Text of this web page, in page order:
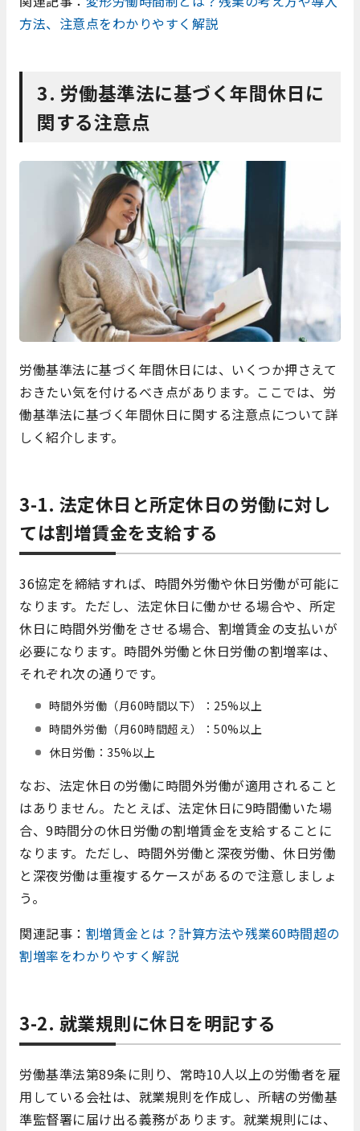
方法、注意点をわかりやすく解説
3. 労働基準法に基づく年間休日に
関する注意点
労働基準法に基づく年間休日には、いくつか押さえて
おきたい気を付けるべき点があります。ここでは、労
働基準法に基づく年間休日に関する注意点について詳
しく紹介します。
3-1. 法定休日と所定休日の労働に対し
ては割増賃金を支給する
36協定を締結すれば、時間外労働や休日労働が可能に
なります。ただし、法定休日に働かせる場合や、所定
休日に時間外労働をさせる場合、割増賃金の支払いが
必要になります。時間外労働と休日労働の割増率は、
それぞれ次の通りです。
時間外労働（月60時間以下）：25%以上
時間外労働（月60時間超え）：50%以上
休日労働：35%以上
なお、法定休日の労働に時間外労働が適用されること
はありません。たとえば、法定休日に9時間働いた場
合、9時間分の休日労働の割増賃金を支給することに
なります。ただし、時間外労働と深夜労働、休日労働
と深夜労働は重複するケースがあるので注意しましょ
う。
関連記事： 割増賃金とは？計算方法や残業60時間超の
割増率をわかりやすく解説
3-2. 就業規則に休日を明記する
労働基準法第89条に則り、常時10人以上の労働者を雇
用している会社は、就業規則を作成し、所轄の労働基
準監督署に届け出る義務があります。就業規則には、